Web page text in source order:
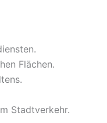
Flächen.
Stadtverkehr.